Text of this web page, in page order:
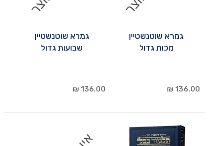
גמרא שוטנשטיין
מכות גדול
136.00 ₪
גמרא שוטנשטיין
שבועות גדול
136.00 ₪